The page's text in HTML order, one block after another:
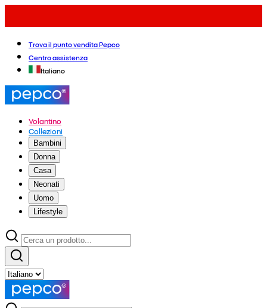
Trova il punto vendita Pepco
Centro assistenza
Italiano
Volantino
Collezioni
Bambini
Donna
Casa
Neonati
Uomo
Lifestyle